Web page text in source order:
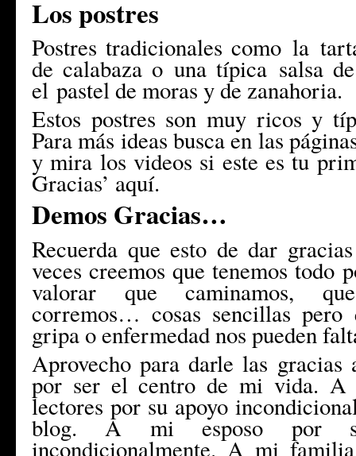
Los postres
Postres tradicionales como la
de calabaza ouna típica salsa
el pastel de moras y de zanahoria.
Estos postres son muy ricos y
Para más ideas busca en las
y mira los videos si este es tu
Gracias’ aquí.
Demos Gracias…
Recuerda que esto de dar
veces creemos que tenemos todo
valorar que caminamos,
corremos… cosas sencillas
gripa o enfermedad nos pueden
Aprovecho para darle las gracias
por ser el centro de mi vida. A
lectores por su apoyo
blog. A mi esposo por
incondicionalmente. A mi